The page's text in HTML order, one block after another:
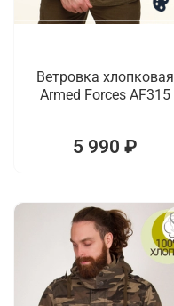
Ветровка хлопковая
Armed Forces AF315
5 990 ₽